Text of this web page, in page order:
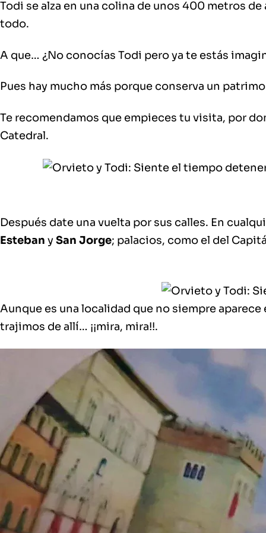
Todi se alza en una colina de unos 400 metros de
todo.
A que… ¿No conocías Todi pero ya te estás
Pues hay mucho más porque conserva un
Te recomendamos que empieces tu visita, por
Catedral.
Después date una vuelta por sus calles. En
Esteban ySan Jorge; palacios, como el del
Aunque es una localidad que no siempre
trajimos de allí… ¡¡mira, mira!!.